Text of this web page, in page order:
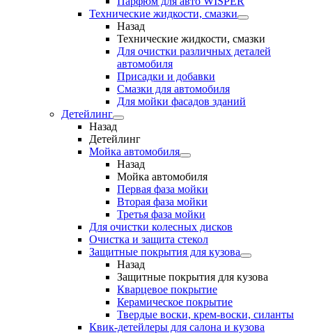
Технические жидкости, смазки
Назад
Технические жидкости, смазки
Для очистки различных деталей
автомобиля
Присадки и добавки
Смазки для автомобиля
Для мойки фасадов зданий
Детейлинг
Назад
Детейлинг
Мойка автомобиля
Назад
Мойка автомобиля
Первая фаза мойки
Вторая фаза мойки
Третья фаза мойки
Для очистки колесных дисков
Очистка и защита стекол
Защитные покрытия для кузова
Назад
Защитные покрытия для кузова
Кварцевое покрытие
Керамическое покрытие
Твердые воски, крем-воски, силанты
Квик-детейлеры для салона и кузова